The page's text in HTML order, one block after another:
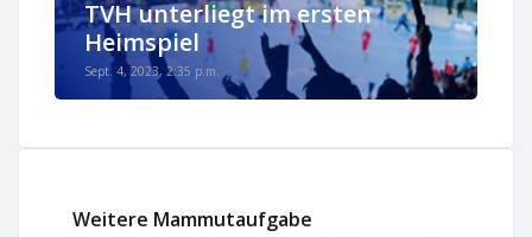
TVH unterliegt im ersten
Heimspiel
Sept. 4, 2023, 2:35 p.m.
Weitere Mammutaufgabe